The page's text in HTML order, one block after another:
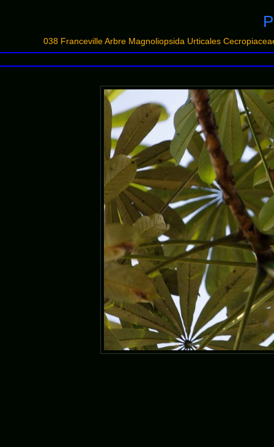
038 Franceville Arbre Magnoliopsida Urticales